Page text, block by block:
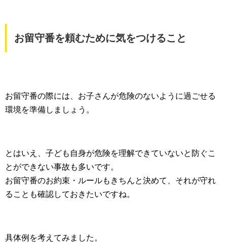
お留守番を頼むために気をつけること
お留守番の際には、お子さんが危険のないように過ごせる
環境を準備しましょう。
とはいえ、子ども自身が危険を理解できていないと防ぐこ
とができない事故も多いです。
お留守番のお約束・ルールもきちんと決めて、それが守れ
ることも確認しておきたいですね。
具体例を考えてみました。